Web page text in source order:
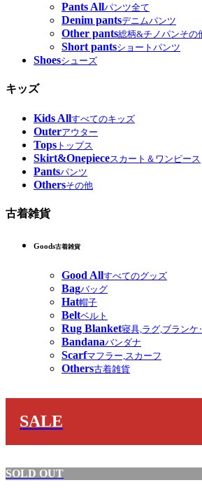
Pants Allパンツ全て
Denim pantsデニムパンツ
Other pants総柄&チノパンその
Short pantsショートパンツ
Shoesシューズ
キッズ
Kids Allすべてのキッズ
Outerアウター
Tops トップス
Skirt&Onepieceスカート＆ワンピース
Pantsパンツ
Othersその他
古着雑貨
Goods古着雑貨
Good Allすべてのグッズ
Bagバッグ
Hat帽子
Beltベルト
Rug Blanket寝具,ラグ,ブランケ
Bandanaバンダナ
Scarfマフラー,スカーフ
Others古着雑貨
SALE
SOLD OUT